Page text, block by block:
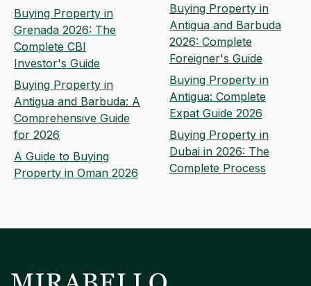
Buying Property in
Grenada 2026: The
Complete CBI
Investor's Guide
Buying Property in
Antigua and Barbuda: A
Comprehensive Guide
for 2026
A Guide to Buying
Property in Oman 2026
Buying Property in
Antigua and Barbuda
2026: Complete
Foreigner's Guide
Buying Property in
Antigua: Complete
Expat Guide 2026
Buying Property in
Dubai in 2026: The
Complete Process